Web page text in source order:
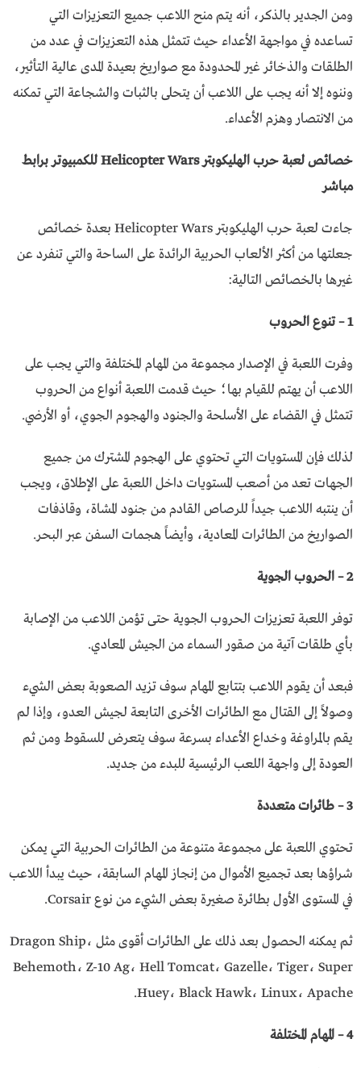
ومن الجدير بالذكر، أنه يتم منح اللاعب جميع التعزيزات التي
تساعده في مواجهة الأعداء حيث تتمثل هذه التعزيزات في عدد من
الطلقات والذخائر غير المحدودة مع صواريخ بعيدة المدى عالية التأثير،
وننوه إلا أنه يجب على اللاعب أن يتحلى بالثبات والشجاعة التي تمكنه
من الانتصار وهزم الأعداء.
خصائص لعبة حرب الهليكوبتر Helicopter Wars للكمبيوتر برابط
مباشر
جاءت لعبة حرب الهليكوبتر Helicopter Wars بعدة خصائص
جعلتها من أكثر الألعاب الحربية الرائدة على الساحة والتي تنفرد عن
غيرها بالخصائص التالية:
1 – تنوع الحروب
وفرت اللعبة في الإصدار مجموعة من المهام المختلفة والتي يجب على
اللاعب أن يهتم للقيام بها؛ حيث قدمت اللعبة أنواع من الحروب
تتمثل في القضاء على الأسلحة والجنود والهجوم الجوي، أو الأرضي.
لذلك فإن المستويات التي تحتوي على الهجوم المشترك من جميع
الجهات تعد من أصعب المستويات داخل اللعبة على الإطلاق، ويجب
أن ينتبه اللاعب جيداً للرصاص القادم من جنود المشاة، وقاذفات
الصواريخ من الطائرات المعادية، وأيضاً هجمات السفن عبر البحر.
2 – الحروب الجوية
توفر اللعبة تعزيزات الحروب الجوية حتى تؤمن اللاعب من الإصابة
بأي طلقات آتية من صقور السماء من الجيش المعادي.
فبعد أن يقوم اللاعب بتتابع المهام سوف تزيد الصعوبة بعض الشيء
وصولاً إلى القتال مع الطائرات الأخرى التابعة لجيش العدو، وإذا لم
يقم بالمراوغة وخداع الأعداء بسرعة سوف يتعرض للسقوط ومن ثم
العودة إلى واجهة اللعب الرئيسية للبدء من جديد.
3 – طائرات متعددة
تحتوي اللعبة على مجموعة متنوعة من الطائرات الحربية التي يمكن
شراؤها بعد تجميع الأموال من إنجاز المهام السابقة، حيث يبدأ اللاعب
في المستوى الأول بطائرة صغيرة بعض الشيء من نوع Corsair.
ثم يمكنه الحصول بعد ذلك على الطائرات أقوى مثل Dragon Ship،
Behemoth، Z-10 Ag، Hell Tomcat، Gazelle، Tiger، Super
Huey، Black Hawk، Linux، Apache.
4 – المهام المختلفة